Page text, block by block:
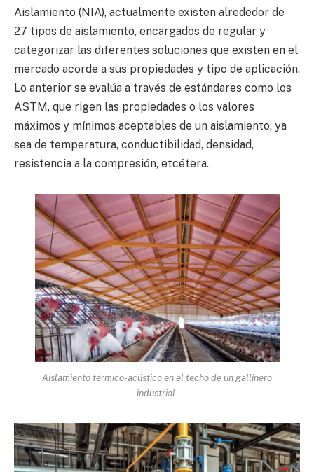
Aislamiento (NIA), actualmente existen alrededor de
27 tipos de aislamiento, encargados de regular y
categorizar las diferentes soluciones que existen en el
mercado acorde a sus propiedades y tipo de aplicación.
Lo anterior se evalúa a través de estándares como los
ASTM, que rigen las propiedades o los valores
máximos y mínimos aceptables de un aislamiento, ya
sea de temperatura, conductibilidad, densidad,
resistencia a la compresión, etcétera.
Aislamiento térmico-acústico en el techo de un gallinero
industrial.